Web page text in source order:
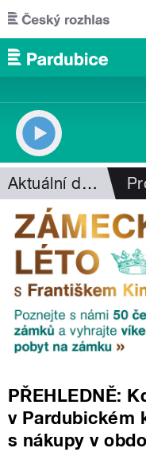
Přejít k hlavnímu obsahu
Aktuální dění
PŘEHLEDNĚ:
v Pardubickém
s nákupy v